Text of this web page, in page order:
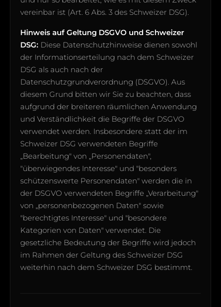
vereinbar ist (Art. 6 Abs. 3 des Schweizer DSG).
Hinweis auf Geltung DSGVO und Schweizer
DSG: Diese Datenschutzhinweise dienen sowohl
der Informationserteilung nach dem Schweizer
DSG als auch nach der
Datenschutzgrundverordnung (DSGVO). Aus
diesem Grund bitten wir Sie zu beachten, dass
aufgrund der breiteren räumlichen Anwendung
und Verständlichkeit die Begriffe der DSGVO
verwendet werden. Insbesondere statt der im
Schweizer DSG verwendeten Begriffe
„Bearbeitung" von „Personendaten",
"überwiegendes Interesse" und "besonders
schützenswerte Personendaten" werden die in
der DSGVO verwendeten Begriffe „Verarbeitung"
von „personenbezogenen Daten" sowie
"berechtigtes Interesse" und "besondere
Kategorien von Daten" verwendet. Die
gesetzliche Bedeutung der Begriffe wird jedoch
im Rahmen der Geltung des Schweizer DSG
weiterhin nach dem Schweizer DSG bestimmt.